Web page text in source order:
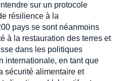
sur un protocole
résilience à la
pays se sont néanmoins
à la restauration des terres et
dans les politiques
internationale, en tant que
sécurité alimentaire et